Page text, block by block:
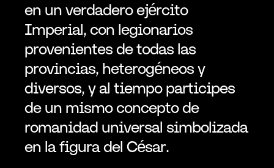
en un verdadero ejército
Imperial, con legionarios
provenientes de todas las
provincias, heterogéneos y
diversos, y al tiempo participes
de un mismo concepto de
romanidad universal simbolizada
en la figura del César.